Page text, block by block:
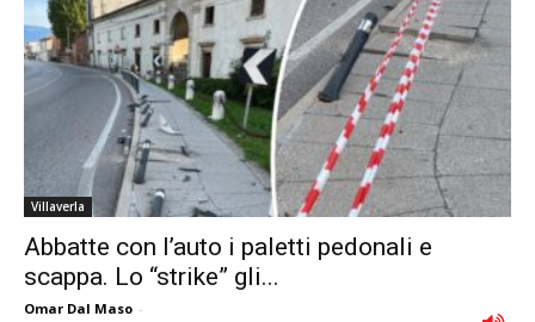
Villaverla
Abbatte con l’auto i paletti pedonali e
scappa. Lo “strike” gli...
Omar Dal Maso -